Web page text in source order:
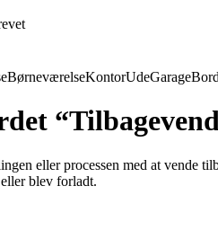
BørneværelseKontorUdeGarageBord
eller processen med at vende
blev forladt.